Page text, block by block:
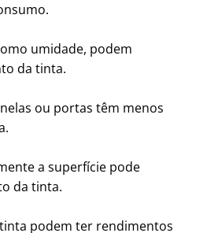
umidade, podem
da tinta.
ou portas têm menos
a superfície pode
da tinta.
podem ter rendimentos